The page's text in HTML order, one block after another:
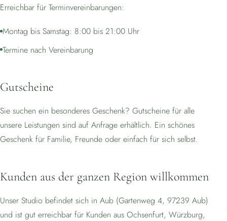
Erreichbar für Terminvereinbarungen:
Montag bis Samstag: 8:00 bis 21:00 Uhr
Termine nach Vereinbarung
Gutscheine
Sie suchen ein besonderes Geschenk? Gutscheine für alle
unsere Leistungen sind auf Anfrage erhältlich. Ein schönes
Geschenk für Familie, Freunde oder einfach für sich selbst.
Kunden aus der ganzen Region willkommen
Unser Studio befindet sich in Aub (Gartenweg 4, 97239 Aub)
und ist gut erreichbar für Kunden aus Ochsenfurt, Würzburg,